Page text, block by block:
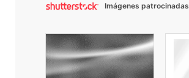
Imágenes patrocinadas